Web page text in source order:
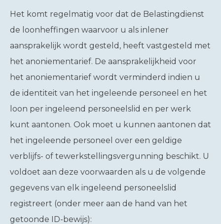
Het komt regelmatig voor dat de Belastingdienst
de loonheffingen waarvoor u als inlener
aansprakelijk wordt gesteld, heeft vastgesteld met
het anoniementarief. De aansprakelijkheid voor
het anoniementarief wordt verminderd indien u
de identiteit van het ingeleende personeel en het
loon per ingeleend personeelslid en per werk
kunt aantonen. Ook moet u kunnen aantonen dat
het ingeleende personeel over een geldige
verblijfs- of tewerkstellingsvergunning beschikt. U
voldoet aan deze voorwaarden als u de volgende
gegevens van elk ingeleend personeelslid
registreert (onder meer aan de hand van het
getoonde ID-bewijs):